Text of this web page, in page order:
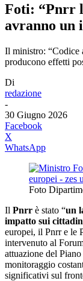
Foti: “Pnrr
avranno un
Il ministro: “Codice
producono effetti
Di
redazione
-
30 Giugno 2026
Facebook
X
WhatsApp
Foto
Il Pnrr è stato “un
impatto sui
europei, il Pnrr e le
intervenuto al
attuazione del
monitoraggio
significativi sul